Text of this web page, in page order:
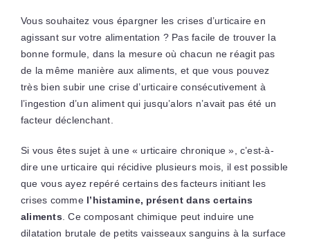
Vous souhaitez vous épargner les crises d’urticaire en
agissant sur votre alimentation ? Pas facile de trouver la
bonne formule, dans la mesure où chacun ne réagit pas
de la même manière aux aliments, et que vous pouvez
très bien subir une crise d’urticaire consécutivement à
l’ingestion d’un aliment qui jusqu’alors n’avait pas été un
facteur déclenchant.
Si vous êtes sujet à une « urticaire chronique », c’est-à-
dire une urticaire qui récidive plusieurs mois, il est possible
que vous ayez repéré certains des facteurs initiant les
crises comme l’histamine, présent dans certains
aliments. Ce composant chimique peut induire une
dilatation brutale de petits vaisseaux sanguins à la surface